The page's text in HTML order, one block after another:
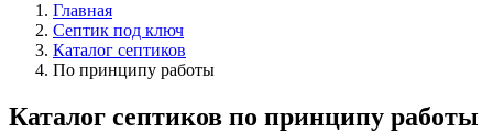
Главная
Септик под ключ
Каталог септиков
По принципу работы
Каталог септиков по принципу работы